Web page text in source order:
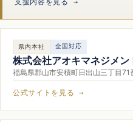
県内本社 全国対応
株式会社アオキマネジメン
福島県郡山市安積町日出山三丁目71
公式サイトを見る →